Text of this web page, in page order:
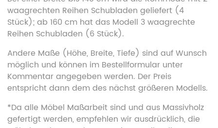
waagrechten Reihen Schubladen geliefert (4
Stück); ab 160 cm hat das Modell 3 waagrechte
Reihen Schubladen (6 Stück).
Andere Maße (Höhe, Breite, Tiefe) sind auf Wunsch
möglich und können im Bestellformular unter
Kommentar angegeben werden. Der Preis
entspricht dann dem des nächst größeren Modells.
*Da alle Möbel Maßarbeit sind und aus Massivholz
gefertigt werden, empfehlen wir ausdrücklich, die